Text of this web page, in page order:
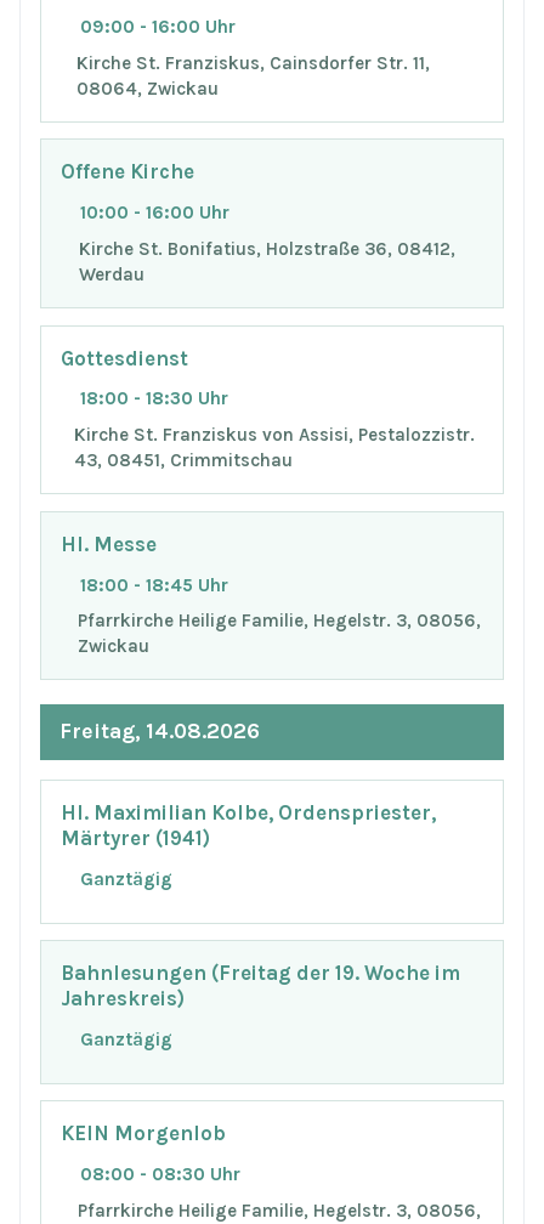
09:00 - 16:00 Uhr
Kirche St. Franziskus, Cainsdorfer Str. 11,
08064, Zwickau
Offene Kirche
10:00 - 16:00 Uhr
Kirche St. Bonifatius, Holzstraße 36, 08412,
Werdau
Gottesdienst
18:00 - 18:30 Uhr
Kirche St. Franziskus von Assisi, Pestalozzistr.
43, 08451, Crimmitschau
Hl. Messe
18:00 - 18:45 Uhr
Pfarrkirche Heilige Familie, Hegelstr. 3, 08056,
Zwickau
Freitag, 14.08.2026
Hl. Maximilian Kolbe, Ordenspriester,
Märtyrer (1941)
Ganztägig
Bahnlesungen (Freitag der 19. Woche im
Jahreskreis)
Ganztägig
KEIN Morgenlob
08:00 - 08:30 Uhr
Pfarrkirche Heilige Familie, Hegelstr. 3, 08056,